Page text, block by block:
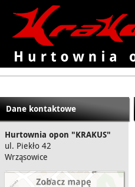
KRAKUS - hurtownia opon
Dane kontaktowe
Hurtownia opon "KRAKUS"
ul. Piekło 42
Wrząsowice